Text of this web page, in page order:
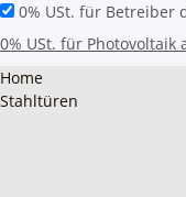
0% USt. für Betreiber
0% USt. für Photovoltaik
Home
Stahltüren